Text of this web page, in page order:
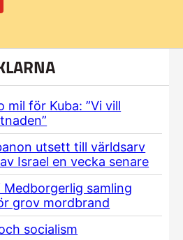
mil för Kuba: ”Vi vill
utsett till världsarv
Israel en vecka senare
Medborgerlig samling
grov mordbrand
socialism